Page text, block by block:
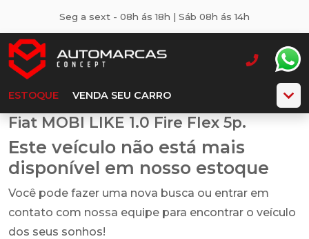
Seg a sext - 08h ás 18h | Sáb 08h ás 14h
ESTOQUE VENDA SEU CARRO
Fiat MOBI LIKE 1.0 Fire Flex 5p.
Este veículo não está mais
disponível em nosso estoque
Você pode fazer uma nova busca ou entrar em
contato com nossa equipe para encontrar o veículo
dos seus sonhos!